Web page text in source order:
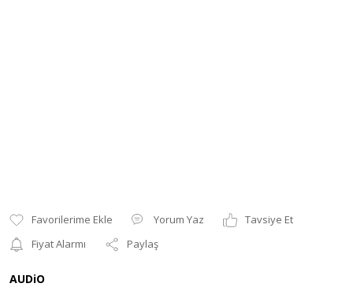
Yorum Yaz
Tavsiye Et
Fiyat Alarmı
Paylaş
AUDiO